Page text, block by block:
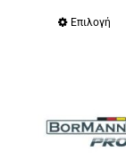
Επιλογή